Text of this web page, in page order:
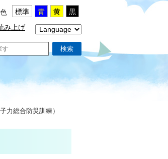
標準 青 黄
黒
み上げ
検索
力総合防災訓練）